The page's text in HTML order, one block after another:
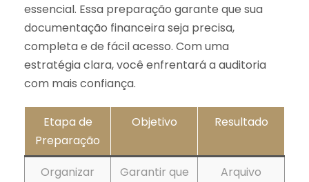
essencial. Essa preparação garante que sua
documentação financeira seja precisa,
completa e de fácil acesso. Com uma
estratégia clara, você enfrentará a auditoria
com mais confiança.
Etapa de
Preparação
Objetivo Resultado
Organizar
Garantir que
Arquivo